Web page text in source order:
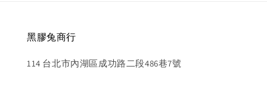
黑膠兔商行
114 台北市內湖區成功路二段486巷7號